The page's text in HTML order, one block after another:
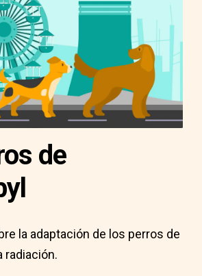
de
la adaptación de los perros de
radiación.